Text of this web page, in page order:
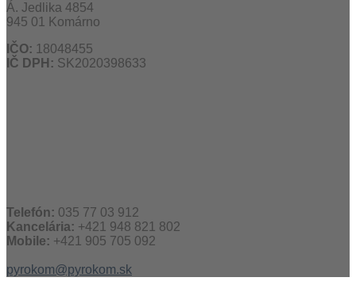
Á. Jedlika 4854
945 01 Komárno
IČO: 18048455
IČ DPH: SK2020398633
Telefón: 035 77 03 912
Kancelária: +421 948 821 802
Mobile: +421 905 705 092
pyrokom@pyrokom.sk